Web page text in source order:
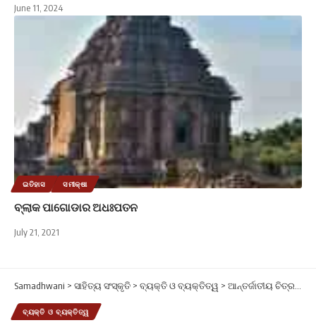
June 11, 2024
ଇତିହାସ ସମୀକ୍ଷା
ବ୍ଲାକ ପାଗୋଡାର ଅଧଃପତନ
July 21, 2021
Samadhwani > ସାହିତ୍ୟ ସଂସ୍କୃତି > ବ୍ୟକ୍ତି ଓ ବ୍ୟକ୍ତିତ୍ୱ > ଆନ୍ତର୍ଜାତୀୟ ଚିତ୍ରଶିଳ୍ପୀ ଡ. ଦୀନନାଥ ପାଠୀ
ବ୍ୟକ୍ତି ଓ ବ୍ୟକ୍ତିତ୍ୱ